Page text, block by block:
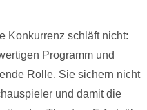
Konkurrenz schläft nicht:
Programm und
Rolle. Sie sichern nicht
und damit die